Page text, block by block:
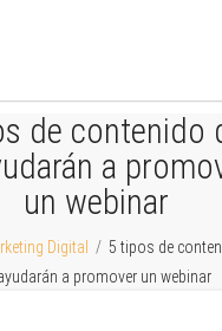
de contenido
a
un webinar
Digital / 5 tipos de
a promover un webinar